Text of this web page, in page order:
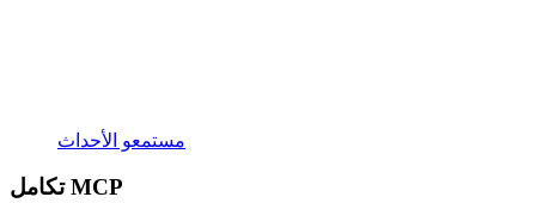
مستمعو الأحداث
تكامل MCP